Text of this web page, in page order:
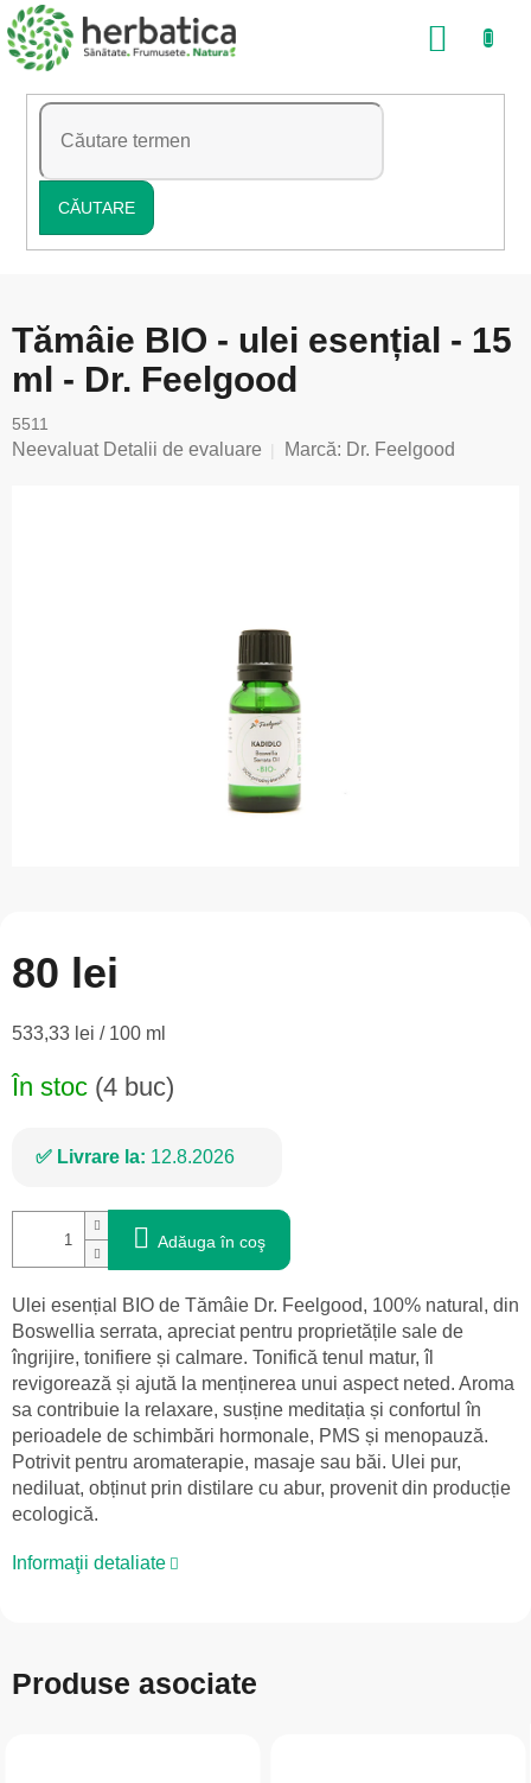
Treci
la
conținut
CĂUTARE
COŞ
Tămâie BIO - ulei esențial - 15
ml - Dr. Feelgood
5511
Evaluarea
Neevaluat Detalii de evaluare Marcă: Dr. Feelgood
80 lei
Evaluare
533,33 lei / 100 ml
În stoc (4 buc)
Livrare la: 12.8.2026
Adăuga în coş
Ulei esențial BIO de Tămâie Dr. Feelgood, 100% natural, din
Boswellia serrata, apreciat pentru proprietățile sale de
îngrijire, tonifiere și calmare. Tonifică tenul matur, îl
revigorează și ajută la menținerea unui aspect neted. Aroma
sa contribuie la relaxare, susține meditația și confortul în
perioadele de schimbări hormonale, PMS și menopauză.
Potrivit pentru aromaterapie, masaje sau băi. Ulei pur,
nediluat, obținut prin distilare cu abur, provenit din producție
ecologică.
Informaţii detaliate
Produse asociate